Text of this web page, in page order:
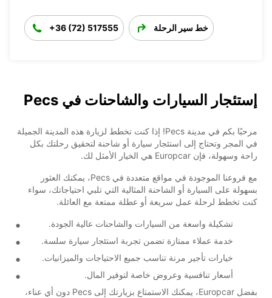
+36 (72) 517555 خط سير الرحلة
إستئجار السيارات والشاحنات في Pecs
مرحبًا بكم في مدينة Pecs! إذا كنت تخطط لزيارة هذه المدينة الجميلة
في المجر وتحتاج إلى استئجار سيارة أو شاحنة لتحقيق رحلتك بكل
راحة وسهولة، فإن Europcar هي الخيار الأمثل لك.
مع فروعنا الموجودة في مواقع متعددة في Pecs، يمكنك العثور
بسهولة على السيارة أو الشاحنة المثالية التي تلبي احتياجاتك، سواء
كنت تخطط لرحلة عمل سريعة أو عطلة ممتعة مع العائلة.
تشكيلة واسعة من السيارات والشاحنات عالية الجودة.
خدمة عملاء ممتازة تضمن تجربة استئجار سيارة سلسة.
خيارات تأجير مرنة تناسب جميع الاحتياجات والميزانيات.
أسعار تنافسية وعروض خاصة لتوفير المال.
بفضل Europcar، يمكنك الاستمتاع بزيارتك إلى Pecs دون أي عناء،